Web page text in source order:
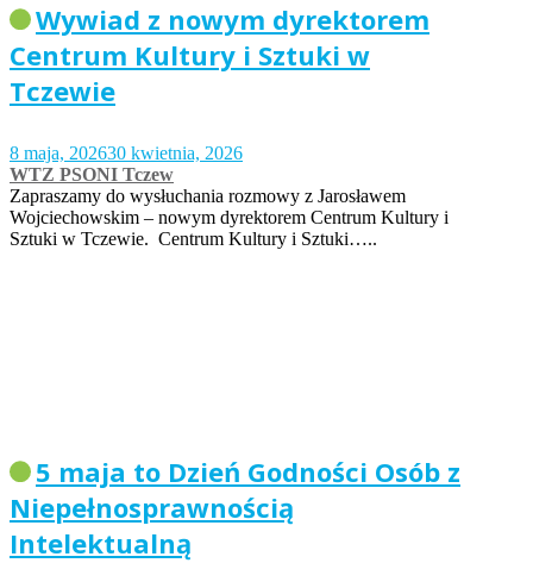
Wywiad z nowym dyrektorem
Centrum Kultury i Sztuki w
Tczewie
8 maja, 202630 kwietnia, 2026
WTZ PSONI Tczew
Zapraszamy do wysłuchania rozmowy z Jarosławem
Wojciechowskim – nowym dyrektorem Centrum Kultury i
Sztuki w Tczewie. Centrum Kultury i Sztuki…..
5 maja to Dzień Godności Osób z
Niepełnosprawnością
Intelektualną